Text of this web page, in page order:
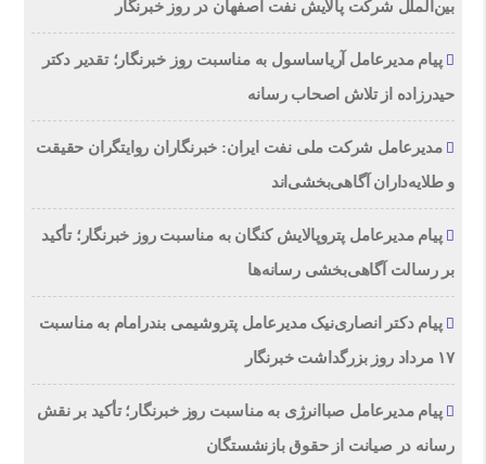
بین‌الملل شرکت پالایش نفت اصفهان در روز خبرنگار
پیام مدیرعامل آریاساسول به مناسبت روز خبرنگار؛ تقدیر دکتر
حیدرزاده از تلاش اصحاب رسانه
مدیرعامل شرکت ملی نفت ایران: خبرنگاران روایتگران حقیقت
و طلایه‌داران آگاهی‌بخشی‌اند
پیام مدیرعامل پتروپالایش کنگان به مناسبت روز خبرنگار؛ تأکید
بر رسالت آگاهی‌بخشی رسانه‌ها
پیام دکتر انصاری‌نیک مدیرعامل پتروشیمی بندرامام به مناسبت
۱۷ مرداد روز بزرگداشت خبرنگار
پیام مدیرعامل صباانرژی به مناسبت روز خبرنگار؛ تأکید بر نقش
رسانه در صیانت از حقوق بازنشستگان